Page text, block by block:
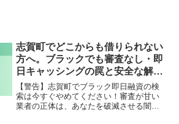
志賀町でどこからも借りられない
方へ。ブラックでも審査なし・即
日キャッシングの罠と安全な解決
策
【警告】志賀町でブラック即日融資の検
索は今すぐやめてください！審査が甘い
業者の正体は、あなたを破滅させる闇金